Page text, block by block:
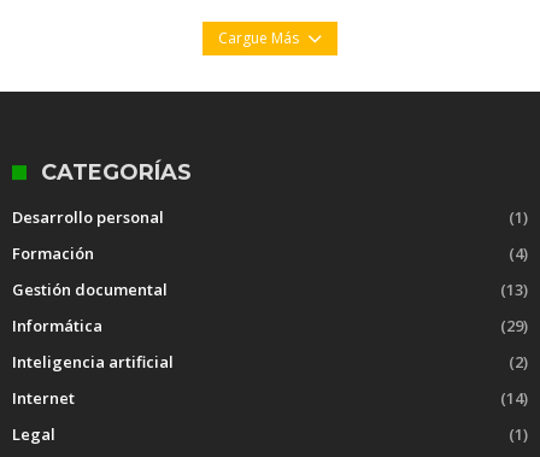
Cargue Más
CATEGORÍAS
Desarrollo personal
(1)
Formación
(4)
Gestión documental
(13)
Informática
(29)
Inteligencia artificial
(2)
Internet
(14)
Legal
(1)